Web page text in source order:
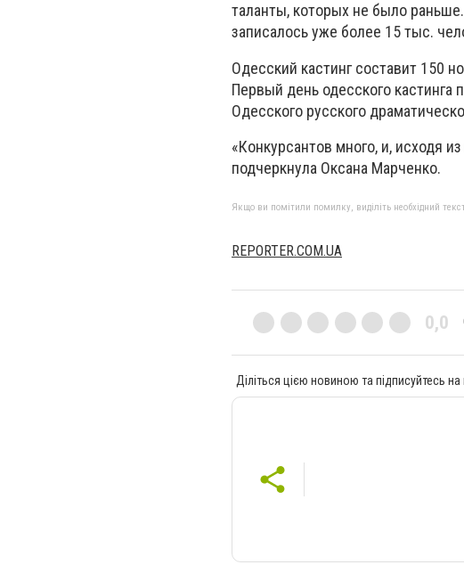
таланты, которых не было
записалось уже более 15 тыс.
Одесский кастинг составит 150
Первый день одесского
Одесского русского
«Конкурсантов много, и, исходя
подчеркнула Оксана Марченко.
Якщо ви помітили помилку, виділіть необхідний
REPORTER.COM.UA
0,0
Діліться цією новиною та підписуйтесь на